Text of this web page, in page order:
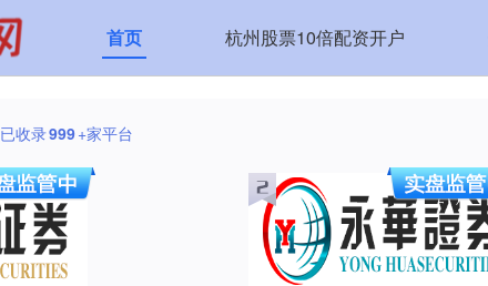
首页 杭州股票10倍配资开户
已收录999+家平台